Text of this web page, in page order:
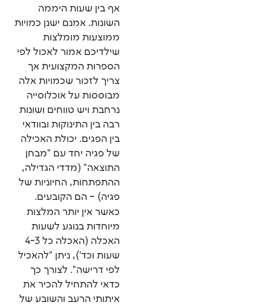
אף בין שעות היממה
השונות. אמנם ישנן כמויות
ממוצעות מומלצות
שילדיכם אמור לאכול לפי
הספרות המקצועית אך
צריך לזכור שכמויות אלה
מבוססות על אוכלוסייה
נרחבת ויש טווחים ושונות
רבה בין התינוקות ובוודאי
בין הפגים. יכולת האכילה
של פגיה יחד עם "מבחן
התוצאה" (מדדי הגדילה,
ההתפתחות, החיוניות של
פגיה) – הם הקובעים.
כאשר אין יותר המלצות
מיוחדות בנוגע לשעות
האכלה (האכלה כל 4-3
שעות וכד'), ניתן "להאכיל
לפי דרישה". לצורך כך
כדאי להתחיל להכיר את
איתותי הרעב והשובע של